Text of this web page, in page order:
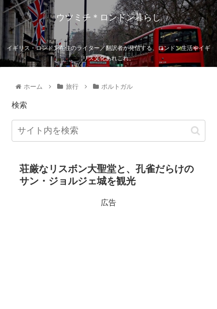
ウツミチ＊ロンドン暮らし
イギリス・ロンドン在住のライター／翻訳者が発信する、ロンドン生活やイギ
リス文化あれこれ。
ホーム 旅行 ポルトガル
検索
荘厳なリスボン大聖堂と、孔雀だらけの
サン・ジョルジェ城を観光
広告